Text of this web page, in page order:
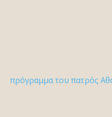
πρόγραμμα του πατρός